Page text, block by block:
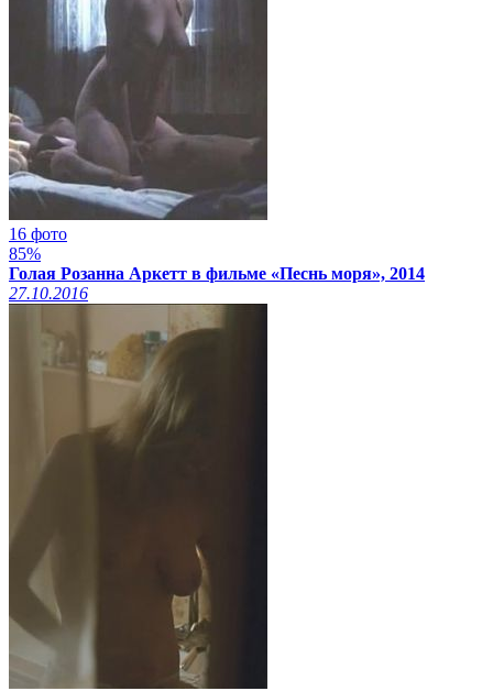
16 фото
85%
Голая Розанна Аркетт в фильме «Песнь моря», 2014
27.10.2016